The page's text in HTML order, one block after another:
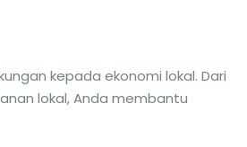
kepada ekonomi lokal. Dari
lokal, Anda membantu